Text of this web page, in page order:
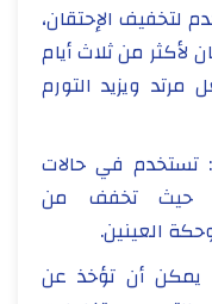
لتخفيف الإحتقان،
لأكثر من ثلاث أيام
ويزيد التورم
تستخدم في حالات
حيث تخفف من
العينين.
يمكن أن تؤخذ عن